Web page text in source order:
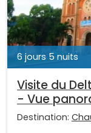
6 jours 5 nuits
Visite du
- Vue
Destination: